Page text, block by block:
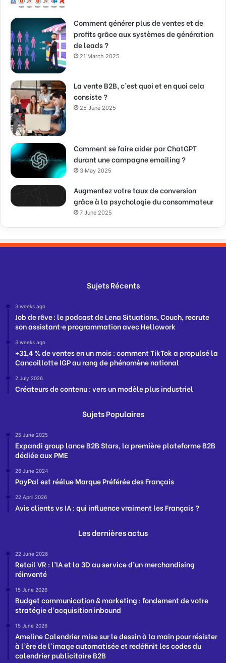
Comment générer plus de ventes et de
profits grâce aux systèmes de génération
de leads ?
21 March 2025
La vente B2B, c’est quoi et en quoi cela
consiste ?
25 June 2025
Comment se faire aider par ChatGPT
durant une campagne emailing ?
3 May 2025
Augmentez votre taux de conversion
grâce à la psychologie du consommateur
7 June 2025
Sujets Récents
3 weeks ago
Job de rêve : le podcast de Lena Situations, Couch, recrute
son assistant·e programmation avec Hellowork
3 weeks ago
+31,4 % de ventes en un mois : comment TikTok a propulsé la
Cancoillotte IGP au rang de phénomène national
2 July 2026
Créateurs de contenu : vers un modèle plus industriel
Sujets Populaires
25 June 2025
Expandi group lance B2B Stars, la première plateforme B2B
dédiée aux PME
26 June 2024
PayPal est réélue Marque Préférée des Français
22 April 2026
Avis clients vs IA : qui influence vraiment les Français ?
Les dernières actus
22 June 2026
Retail VR : l’IA et la 3D au service d’un merchandising
réinventé
15 June 2026
Budget communication & marketing : fondement de votre
stratégie d’acquisition inbound
15 June 2026
Ameline Calendrier mise sur le dessin à la main pour résister
à l’ère de l’image automatisée et redéfinit les codes du
calendrier publicitaire B2B